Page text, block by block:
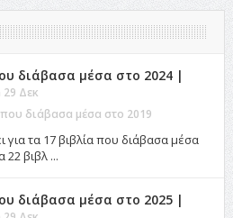
διάβασα μέσα στο 2024 |
29 Δεκ
διάβασα μέσα στο 2019
για τα 17 βιβλία που διάβασα μέσα
22 βιβλ ...
διάβασα μέσα στο 2025 |